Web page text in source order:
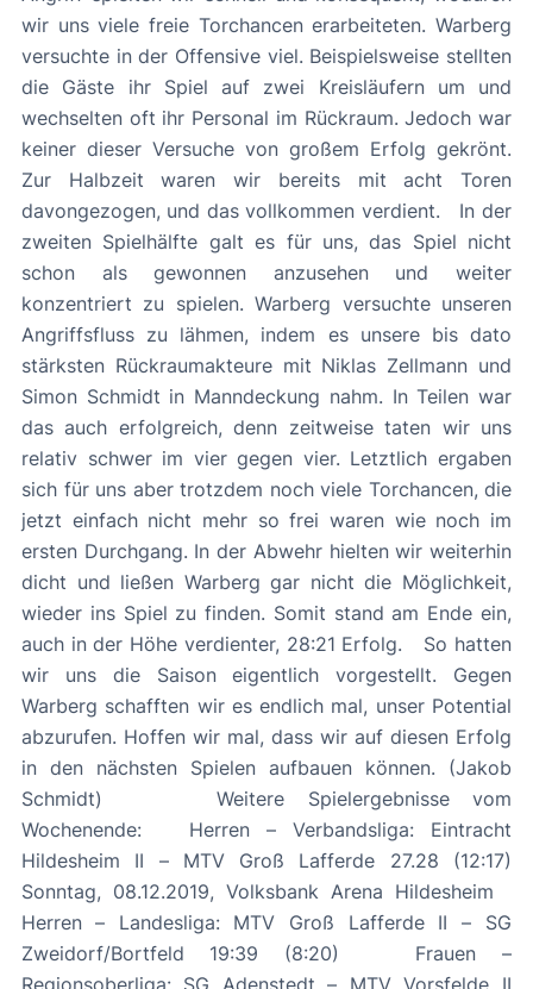
wir uns viele freie Torchancen erarbeiteten. Warberg
versuchte in der Offensive viel. Beispielsweise stellten
die Gäste ihr Spiel auf zwei Kreisläufern um und
wechselten oft ihr Personal im Rückraum. Jedoch war
keiner dieser Versuche von großem Erfolg gekrönt.
Zur Halbzeit waren wir bereits mit acht Toren
davongezogen, und das vollkommen verdient. In der
zweiten Spielhälfte galt es für uns, das Spiel nicht
schon als gewonnen anzusehen und weiter
konzentriert zu spielen. Warberg versuchte unseren
Angriffsfluss zu lähmen, indem es unsere bis dato
stärksten Rückraumakteure mit Niklas Zellmann und
Simon Schmidt in Manndeckung nahm. In Teilen war
das auch erfolgreich, denn zeitweise taten wir uns
relativ schwer im vier gegen vier. Letztlich ergaben
sich für uns aber trotzdem noch viele Torchancen, die
jetzt einfach nicht mehr so frei waren wie noch im
ersten Durchgang. In der Abwehr hielten wir weiterhin
dicht und ließen Warberg gar nicht die Möglichkeit,
wieder ins Spiel zu finden. Somit stand am Ende ein,
auch in der Höhe verdienter, 28:21 Erfolg. So hatten
wir uns die Saison eigentlich vorgestellt. Gegen
Warberg schafften wir es endlich mal, unser Potential
abzurufen. Hoffen wir mal, dass wir auf diesen Erfolg
in den nächsten Spielen aufbauen können. (Jakob
Schmidt) Weitere Spielergebnisse vom
Wochenende: Herren – Verbandsliga: Eintracht
Hildesheim II – MTV Groß Lafferde 27.28 (12:17)
Sonntag, 08.12.2019, Volksbank Arena Hildesheim
Herren – Landesliga: MTV Groß Lafferde II – SG
Zweidorf/Bortfeld 19:39 (8:20) Frauen –